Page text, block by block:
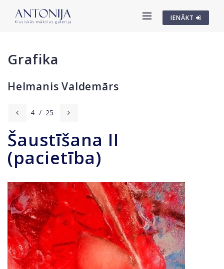
IENĀKT
Grafika
Helmanis Valdemārs
4 / 25
Šaustīšana II
(pacietība)